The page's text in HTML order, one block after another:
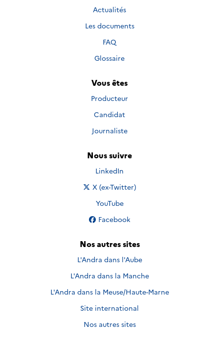
Actualités
Les documents
FAQ
Glossaire
Vous êtes
Producteur
Candidat
Journaliste
Nous suivre
Nous suivre sur
LinkedIn
Nous suivre sur
X (ex-Twitter)
Nous suivre sur
YouTube
Nous suivre sur
Facebook
Nos autres sites
L'Andra dans l'Aube
L'Andra dans la Manche
L'Andra dans la Meuse/Haute-Marne
Site international
Nos autres sites